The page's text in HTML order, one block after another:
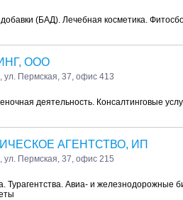
добавки (БАД). Лечебная косметика.
ООО
ул. Пермская, 37, офис 413
деятельность. Консалтинговые
АГЕНТСТВО, ИП
ул. Пермская, 37, офис 215
Турагентства. Авиа- и